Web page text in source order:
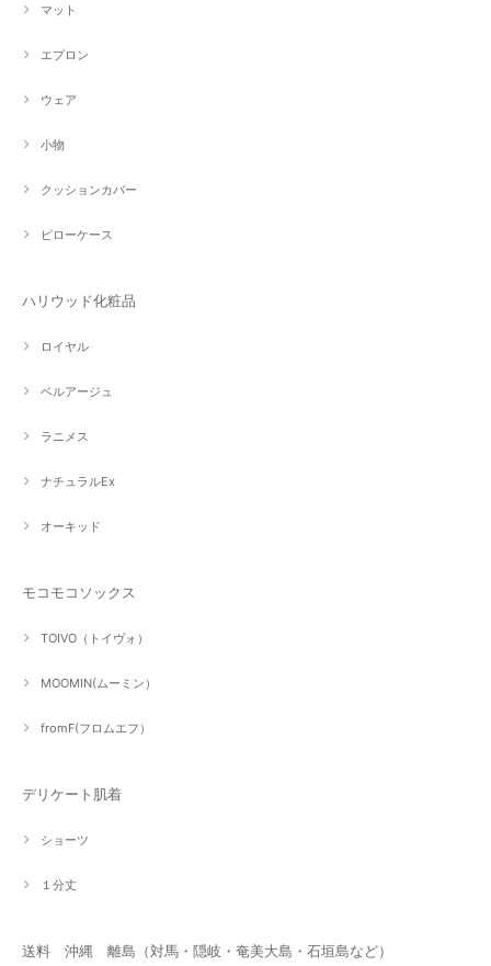
マット
エプロン
ウェア
小物
クッションカバー
ピローケース
ハリウッド化粧品
ロイヤル
ベルアージュ
ラニメス
ナチュラルEx
オーキッド
モコモコソックス
TOIVO（トイヴォ）
MOOMIN(ムーミン）
fromF(フロムエフ）
デリケート肌着
ショーツ
１分丈
送料 沖縄 離島（対馬・隠岐・奄美大島・石垣島など）